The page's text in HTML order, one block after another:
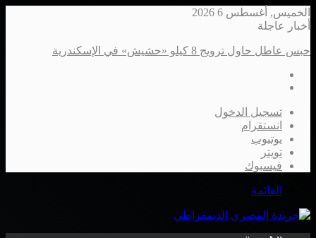
الخميس, أغسطس 6 2026
أخبار عاجلة
حبس عاطل حاول ترويج 8 كيلو «حشيش» في الإسكندرية
تسجيل الدخول
انستقرام
يوتيوب
تويتر
فيسبوك
القائمة